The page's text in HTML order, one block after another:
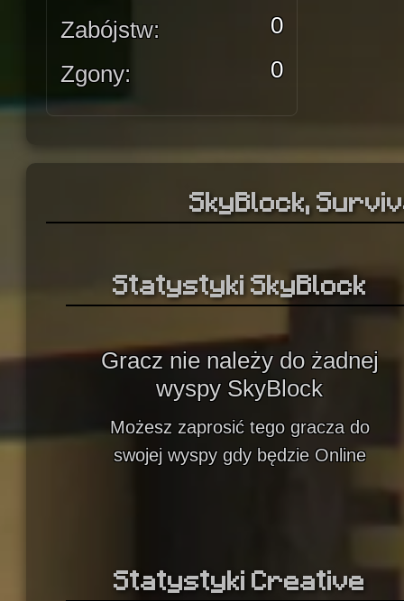
Zabójstw:
0
Zgony:
0
SkyBlock,
Statystyki SkyBlock
Gracz nie należy do żadnej
wyspy SkyBlock
Możesz zaprosić tego gracza do
swojej wyspy gdy będzie Online
Statystyki Creative